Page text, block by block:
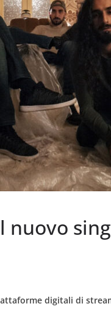
nuovo
digitali di